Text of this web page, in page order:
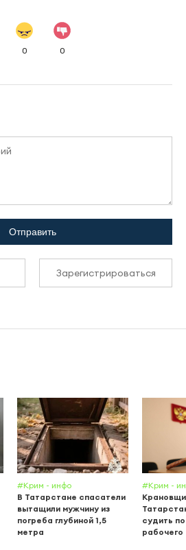
0 0
Отправить
Зарегистрироваться
#Крим - инфо
В Татарстане спасатели
вытащили мужчину из
погреба глубиной 1,5
метра
#Крим -
судить